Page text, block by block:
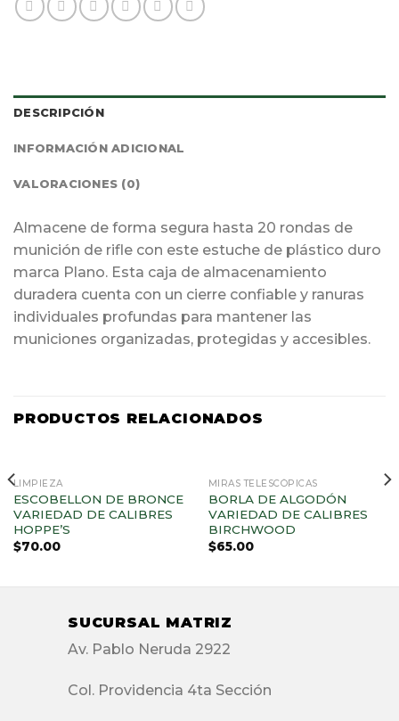
DESCRIPCIÓN
INFORMACIÓN ADICIONAL
VALORACIONES (0)
Almacene de forma segura hasta 20 rondas de
munición de rifle con este estuche de plástico duro
marca Plano. Esta caja de almacenamiento
duradera cuenta con un cierre confiable y ranuras
individuales profundas para mantener las
municiones organizadas, protegidas y accesibles.
PRODUCTOS RELACIONADOS
LIMPIEZA
ESCOBELLON DE BRONCE
VARIEDAD DE CALIBRES
HOPPE’S
$70.00
MIRAS TELESCÓPICAS
BORLA DE ALGODÓN
VARIEDAD DE CALIBRES
BIRCHWOOD
$65.00
SUCURSAL MATRIZ
Av. Pablo Neruda 2922
Col. Providencia 4ta Sección